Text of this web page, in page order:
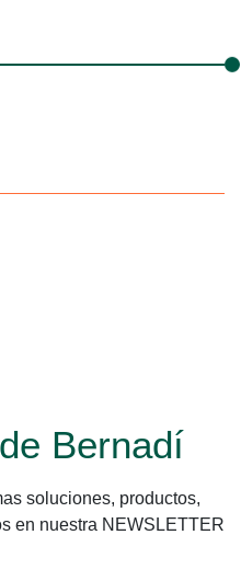
Bernadí
soluciones, productos,
en nuestra NEWSLETTER